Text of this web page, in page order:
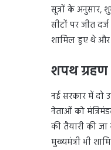
सूत्रों के अनुसार,
सीटों पर जीत
शामिल हुए थे और
शपथ ग्रहण
नई सरकार में दो
नेताओं को
की तैयारी की जा
मुख्यमंत्री भी